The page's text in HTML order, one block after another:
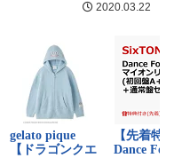
2020.03.22